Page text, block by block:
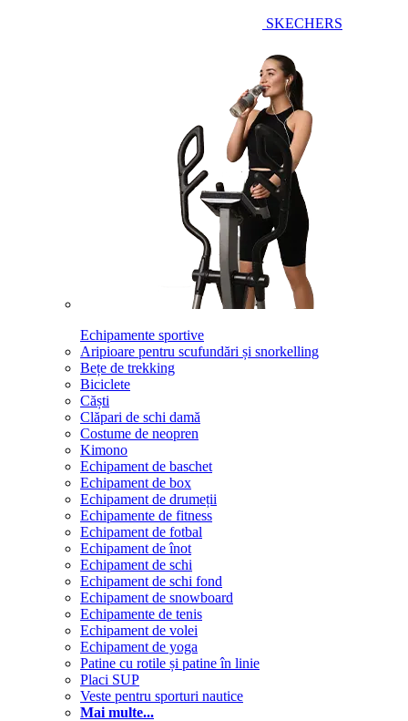
SKECHERS
Echipamente sportive
Aripioare pentru scufundări și snorkelling
Bețe de trekking
Biciclete
Căști
Clăpari de schi damă
Costume de neopren
Kimono
Echipament de baschet
Echipament de box
Echipament de drumeții
Echipamente de fitness
Echipament de fotbal
Echipament de înot
Echipament de schi
Echipament de schi fond
Echipament de snowboard
Echipamente de tenis
Echipament de volei
Echipament de yoga
Patine cu rotile și patine în linie
Placi SUP
Veste pentru sporturi nautice
Mai multe...